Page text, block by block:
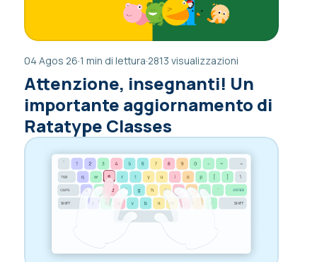
04 Agos 26·1 min di lettura·2813 visualizzazioni
Attenzione, insegnanti! Un
importante aggiornamento di
Ratatype Classes